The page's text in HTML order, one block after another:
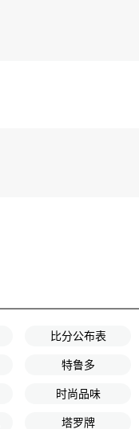
比分公布表
特鲁多
时尚品味
塔罗牌